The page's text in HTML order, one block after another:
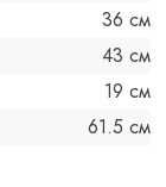
36 см
43 см
19 см
61.5 см